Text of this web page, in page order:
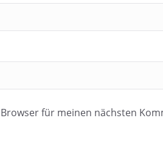
für meinen nächsten